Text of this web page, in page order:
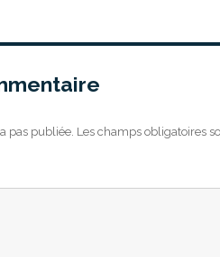
pas publiée. Les champs obligatoires